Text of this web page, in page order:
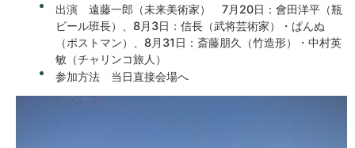
出演 遠藤一郎（未来美術家） 7月20日：會田洋平（瓶
ビール班長）、8月3日：信長（武将芸術家）・ぱんぬ
（ポストマン）、8月31日：斎藤朋久（竹造形）・中村英
敏（チャリンコ旅人）
参加方法 当日直接会場へ